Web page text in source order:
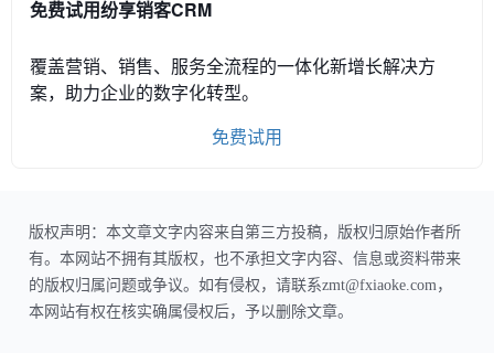
免费试用纷享销客CRM
覆盖营销、销售、服务全流程的一体化新增长解决方
案，助力企业的数字化转型。
免费试用
版权声明：本文章文字内容来自第三方投稿，版权归原始作者所
有。本网站不拥有其版权，也不承担文字内容、信息或资料带来
的版权归属问题或争议。如有侵权，请联系zmt@fxiaoke.com，
本网站有权在核实确属侵权后，予以删除文章。